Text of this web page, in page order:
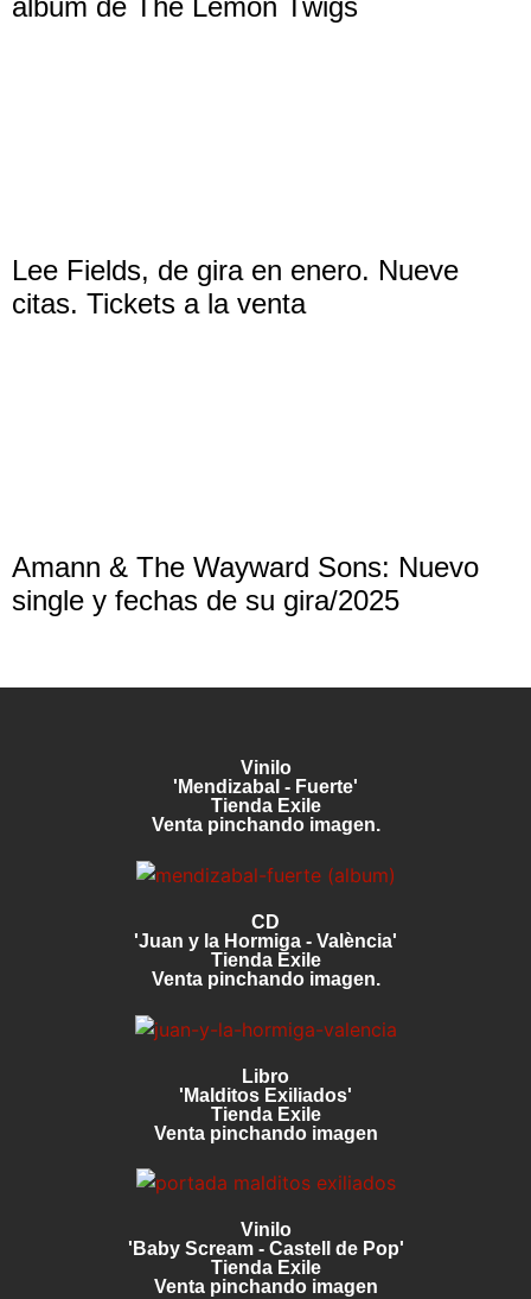
álbum de The Lemon Twigs
Lee Fields, de gira en enero. Nueve
citas. Tickets a la venta
Amann & The Wayward Sons: Nuevo
single y fechas de su gira/2025
Vinilo
'Mendizabal - Fuerte'
Tienda Exile
Venta pinchando imagen.
CD
'Juan y la Hormiga - València'
Tienda Exile
Venta pinchando imagen.
Libro
'Malditos Exiliados'
Tienda Exile
Venta pinchando imagen
Vinilo
'Baby Scream - Castell de Pop'
Tienda Exile
Venta pinchando imagen